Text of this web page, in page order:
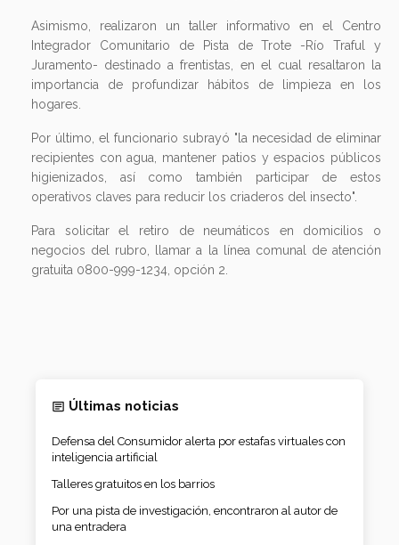
Asimismo, realizaron un taller informativo en el Centro
Integrador Comunitario de Pista de Trote -Río Traful y
Juramento- destinado a frentistas, en el cual resaltaron la
importancia de profundizar hábitos de limpieza en los
hogares.
Por último, el funcionario subrayó "la necesidad de eliminar
recipientes con agua, mantener patios y espacios públicos
higienizados, así como también participar de estos
operativos claves para reducir los criaderos del insecto".
Para solicitar el retiro de neumáticos en domicilios o
negocios del rubro, llamar a la línea comunal de atención
gratuita 0800-999-1234, opción 2.
Últimas noticias
Defensa del Consumidor alerta por estafas virtuales con
inteligencia artificial
Talleres gratuitos en los barrios
Por una pista de investigación, encontraron al autor de
una entradera